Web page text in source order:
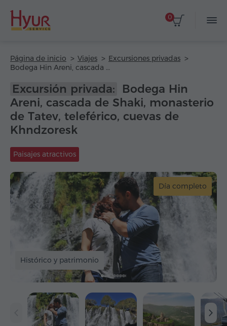
0
Página de inicio Viajes
Excursiones privadas
Bodega Hin Areni, cascada de Shaki, monasterio de Tatev, teleférico, cuevas de Khndzoresk
Excursión privada:
Bodega Hin
Areni, cascada de Shaki, monasterio
de Tatev, teleférico, cuevas de
Khndzoresk
Paisajes atractivos
Día completo
Histórico y patrimonio